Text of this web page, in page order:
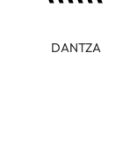
DANTZA